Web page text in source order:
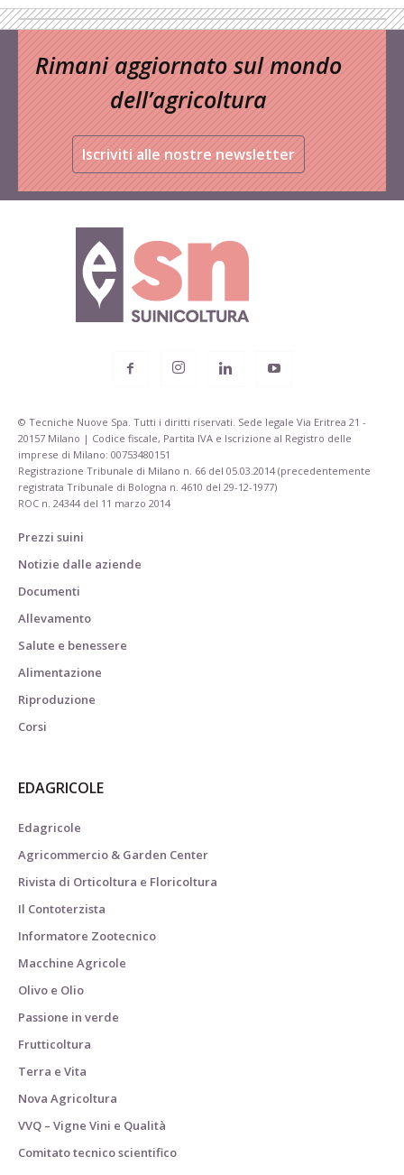
Rimani aggiornato sul mondo
dell’agricoltura
Iscriviti alle nostre newsletter
© Tecniche Nuove Spa. Tutti i diritti riservati. Sede legale Via Eritrea 21 -
20157 Milano | Codice fiscale, Partita IVA e Iscrizione al Registro delle
imprese di Milano: 00753480151
Registrazione Tribunale di Milano n. 66 del 05.03.2014 (precedentemente
registrata Tribunale di Bologna n. 4610 del 29-12-1977)
ROC n. 24344 del 11 marzo 2014
Prezzi suini
Notizie dalle aziende
Documenti
Allevamento
Salute e benessere
Alimentazione
Riproduzione
Corsi
EDAGRICOLE
Edagricole
Agricommercio & Garden Center
Rivista di Orticoltura e Floricoltura
Il Contoterzista
Informatore Zootecnico
Macchine Agricole
Olivo e Olio
Passione in verde
Frutticoltura
Terra e Vita
Nova Agricoltura
VVQ – Vigne Vini e Qualità
Comitato tecnico scientifico